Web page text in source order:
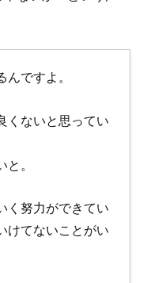
ですよ。
くないと思ってい
。
く努力ができてい
けてないことがい